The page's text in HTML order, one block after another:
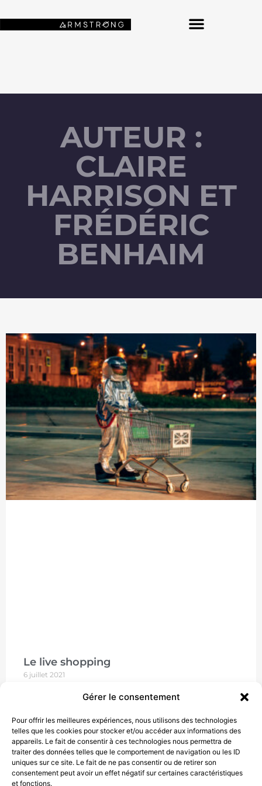
Gérer le consentement
Pour offrir les meilleures expériences, nous utilisons des technologies
telles que les cookies pour stocker et/ou accéder aux informations des
appareils. Le fait de consentir à ces technologies nous permettra de
traiter des données telles que le comportement de navigation ou les ID
uniques sur ce site. Le fait de ne pas consentir ou de retirer son
consentement peut avoir un effet négatif sur certaines caractéristiques
et fonctions.
AUTEUR :
CLAIRE
HARRISON ET
FRÉDÉRIC
BENHAIM
Le live shopping
6 juillet 2021
Les « live shopping » ou « live commerce » sont des
présentation de produits ou
LIRE